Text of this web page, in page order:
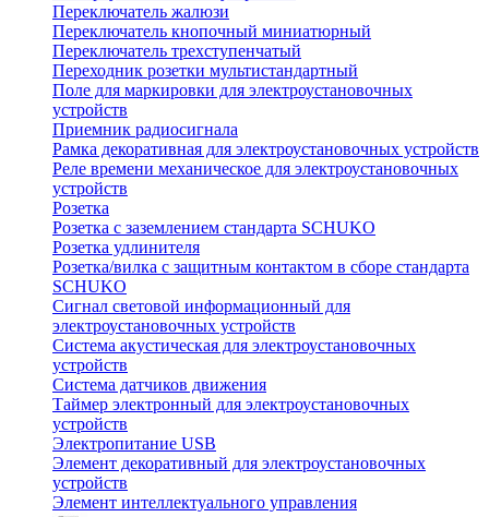
Переключатель жалюзи
Переключатель кнопочный миниатюрный
Переключатель трехступенчатый
Переходник розетки мультистандартный
Поле для маркировки для электроустановочных
устройств
Приемник радиосигнала
Рамка декоративная для электроустановочных устройств
Реле времени механическое для электроустановочных
устройств
Розетка
Розетка с заземлением стандарта SCHUKO
Розетка удлинителя
Розетка/вилка с защитным контактом в сборе стандарта
SCHUKO
Сигнал световой информационный для
электроустановочных устройств
Система акустическая для электроустановочных
устройств
Система датчиков движения
Таймер электронный для электроустановочных
устройств
Электропитание USB
Элемент декоративный для электроустановочных
устройств
Элемент интеллектуального управления